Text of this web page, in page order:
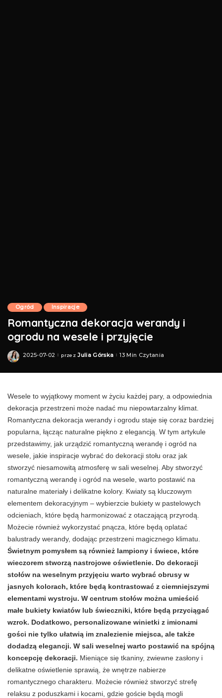
Ogród Inspiracje
Romantyczna dekoracja werandy i
ogrodu na wesele i przyjęcie
2025-07-02Posted
przez Julia Górska 13 Min Czytania
Wesele to wyjątkowy moment w życiu każdej pary, a odpowiednia
dekoracja przestrzeni może nadać mu niepowtarzalny klimat.
Romantyczna dekoracja werandy i ogrodu staje się coraz bardziej
popularna, łącząc naturalne piękno z elegancją. W tym artykule
przedstawimy, jak urządzić romantyczną werandę i ogród na
wesele, jakie inspiracje wybrać do dekoracji stołu oraz jak
stworzyć niesamowitą atmosferę w sali weselnej. Aby stworzyć
romantyczną werandę i ogród na wesele, warto postawić na
naturalne materiały i delikatne kolory. Kwiaty są kluczowym
elementem dekoracyjnym – wybierzcie bukiety w pastelowych
odcieniach, które będą harmonizować z otaczającą przyrodą.
Możecie również wykorzystać pnącza, które będą oplatać
balustrady werandy, dodając przestrzeni magicznego klimatu.
Świetnym pomysłem są również lampiony i świece, które
wieczorem stworzą nastrojowe oświetlenie. Do dekoracji
stołów na weselnym przyjęciu warto wybrać obrusy w
jasnych kolorach, które będą kontrastować z ciemniejszymi
elementami wystroju. W centrum stołów można umieścić
małe bukiety kwiatów lub świeczniki, które będą przyciągać
wzrok. Dodatkowo, personalizowane winietki z imionami
gości nie tylko ułatwią im znalezienie miejsca, ale także
dodadzą elegancji. W sali weselnej warto postawić na spójną
koncepcję dekoracji. Mieniące się tkaniny, zwiewne zasłony i
delikatne oświetlenie sprawią, że wnętrze nabierze
romantycznego charakteru. Możecie również stworzyć strefę
relaksu z poduszkami i kocami, gdzie goście będą mogli